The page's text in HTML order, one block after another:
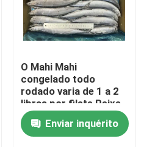
O Mahi Mahi
congelado todo
rodado varia de 1 a 2
libras por filete Peixe
congelado adequado
para a indústria
alimentar e
Enviar inquérito